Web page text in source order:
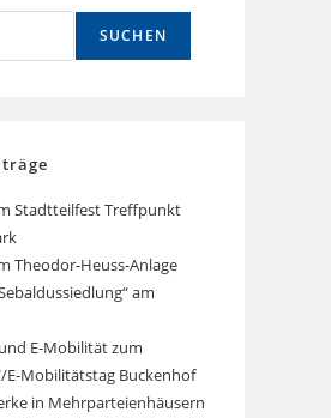
SUCHEN
Stadtteilfest Treffpunkt
Theodor-Heuss-Anlage
am
E-Mobilität zum
E-Mobilitätstag Buckenhof
in Mehrparteienhäusern